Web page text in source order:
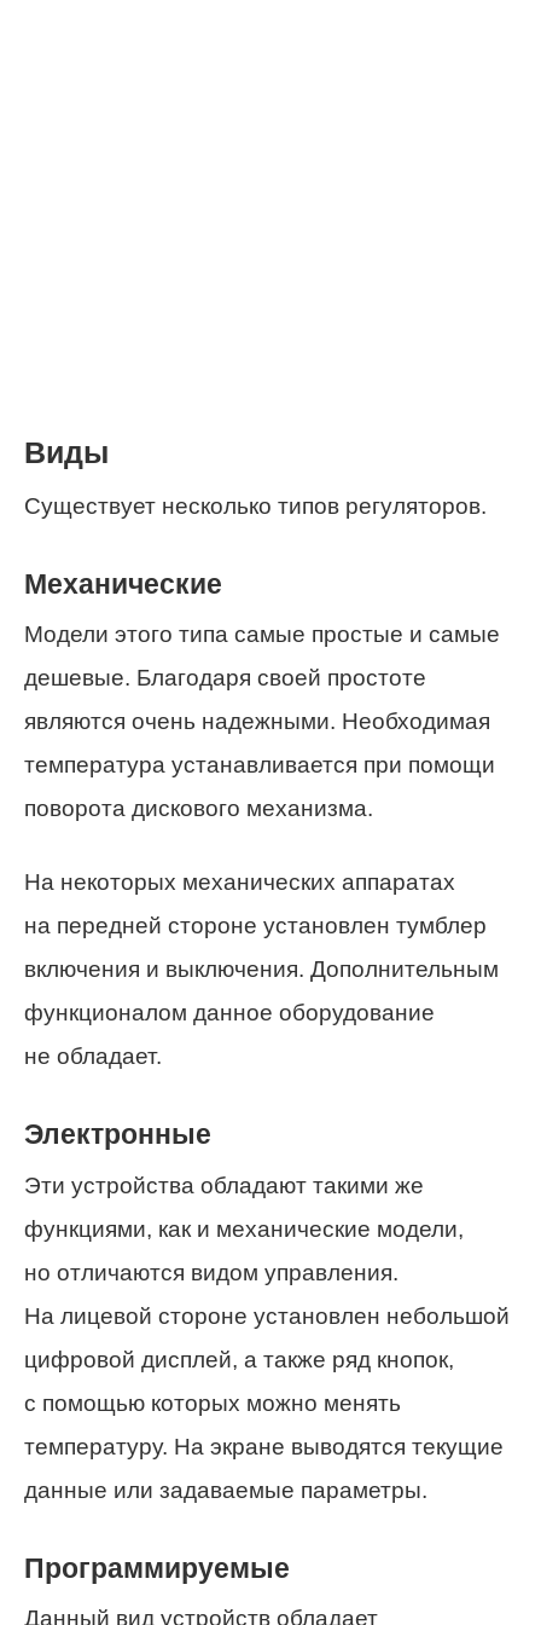
Виды
Существует несколько типов регуляторов.
Механические
Модели этого типа самые простые и самые
дешевые. Благодаря своей простоте
являются очень надежными. Необходимая
температура устанавливается при помощи
поворота дискового механизма.
На некоторых механических аппаратах
на передней стороне установлен тумблер
включения и выключения. Дополнительным
функционалом данное оборудование
не обладает.
Электронные
Эти устройства обладают такими же
функциями, как и механические модели,
но отличаются видом управления.
На лицевой стороне установлен небольшой
цифровой дисплей, а также ряд кнопок,
с помощью которых можно менять
температуру. На экране выводятся текущие
данные или задаваемые параметры.
Программируемые
Данный вид устройств обладает